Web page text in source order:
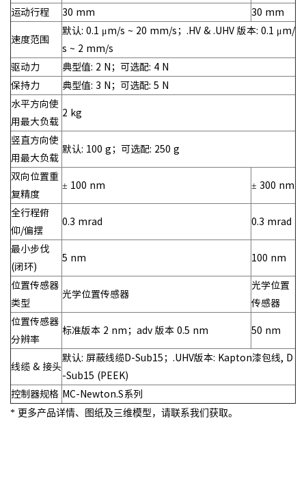
运动行程
30 mm 30 mm
速度范围
默认: 0.1 μm/s ~ 20 mm/s；.HV & .UHV 版本: 0.1 μm/
s ~ 2 mm/s
驱动力
典型值: 2 N；可选配: 4 N
保持力
典型值: 3 N；可选配: 5 N
水平方向使
用最大负载
2 kg
竖直方向使
用最大负载
默认: 100 g；可选配: 250 g
双向位置重
复精度
± 100 nm ± 300 nm
全行程俯
仰/偏摆
0.3 mrad 0.3 mrad
最小步伐
(闭环)
5 nm 100 nm
位置传感器
类型
光学位置传感器
光学位置
传感器
位置传感器
分辨率
标准版本 2 nm；adv 版本 0.5 nm 50 nm
线缆 & 接头
默认: 屏蔽线缆D-Sub15；.UHV版本: Kapton漆包线, D
-Sub15 (PEEK)
控制器规格 MC-Newton.S系列
* 更多产品详情、图纸及三维模型，请联系我们获取。